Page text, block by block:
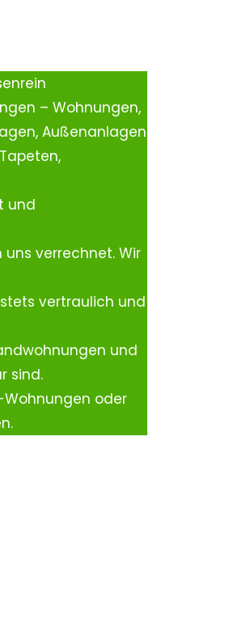
– Wohnungen,
Außenanlagen
und
verrechnet. Wir
vertraulich und
und
sind.
oder